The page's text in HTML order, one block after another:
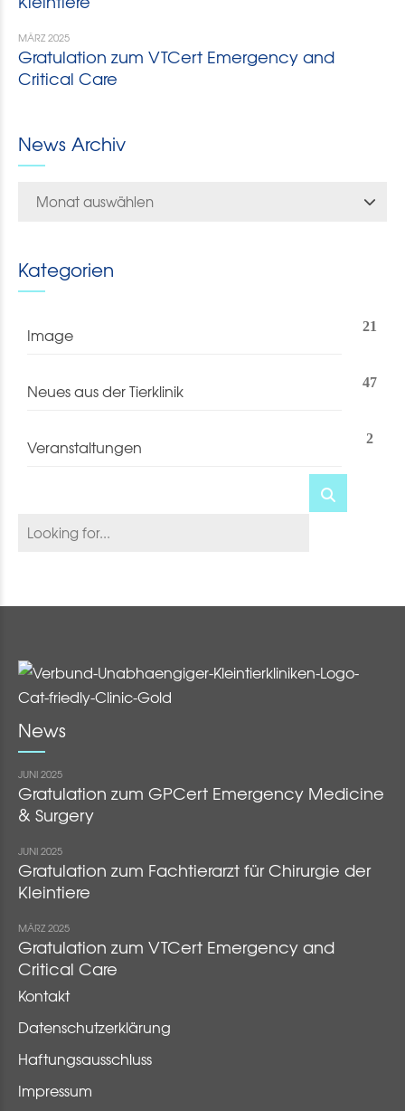
MÄRZ 2025
Gratulation zum VTCert Emergency and
Critical Care
News Archiv
Monat auswählen
Kategorien
Image 21
Neues aus der Tierklinik 47
Veranstaltungen 2
News
JUNI 2025
Gratulation zum GPCert Emergency Medicine
& Surgery
JUNI 2025
Gratulation zum Fachtierarzt für Chirurgie der
Kleintiere
MÄRZ 2025
Gratulation zum VTCert Emergency and
Critical Care
Kontakt
Datenschutzerklärung
Haftungsausschluss
Impressum